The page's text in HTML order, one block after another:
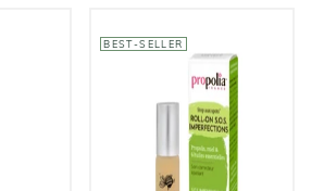
BEST-SELLER